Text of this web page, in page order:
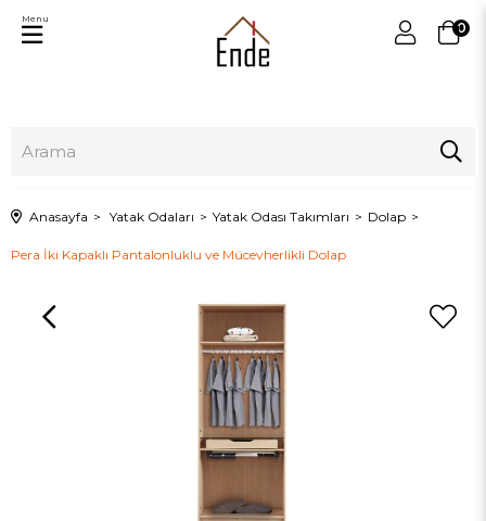
0
Menu
Anasayfa Yatak Odaları Yatak Odası Takımları Dolap
Pera İki Kapaklı Pantalonluklu ve Mücevherlikli Dolap